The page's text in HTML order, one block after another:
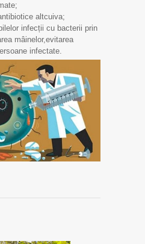
altcuiva;
infecții cu bacterii prin
mâinelor,evitarea
infectate.